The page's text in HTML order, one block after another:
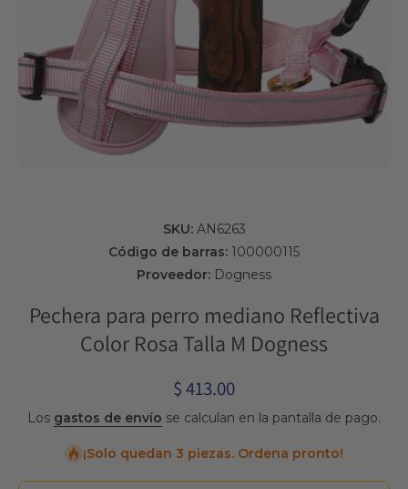
SKU: AN6263
Código de barras: 100000115
Proveedor: Dogness
Pechera para perro mediano Reflectiva
Color Rosa Talla M Dogness
$ 413.00
Los gastos de envío se calculan en la pantalla de pago.
¡Solo quedan 3 piezas. Ordena pronto!